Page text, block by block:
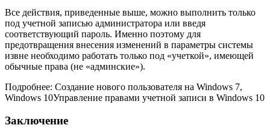
Все действия, приведенные выше, можно выполнить только
под учетной записью администратора или введя
соответствующий пароль. Именно поэтому для
предотвращения внесения изменений в параметры системы
извне необходимо работать только под «учеткой», имеющей
обычные права (не «админские»).
Подробнее: Создание нового пользователя на Windows 7,
Windows 10Управление правами учетной записи в Windows 10
Заключение